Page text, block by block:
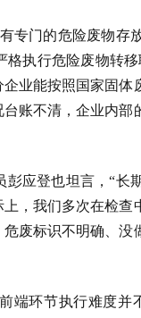
专门的危险废物存
执行危险废物转
业能按照国家固
账不清，企业内
应登也坦言，“长
，我们多次在检
废标识不明确、没
端环节执行难度并